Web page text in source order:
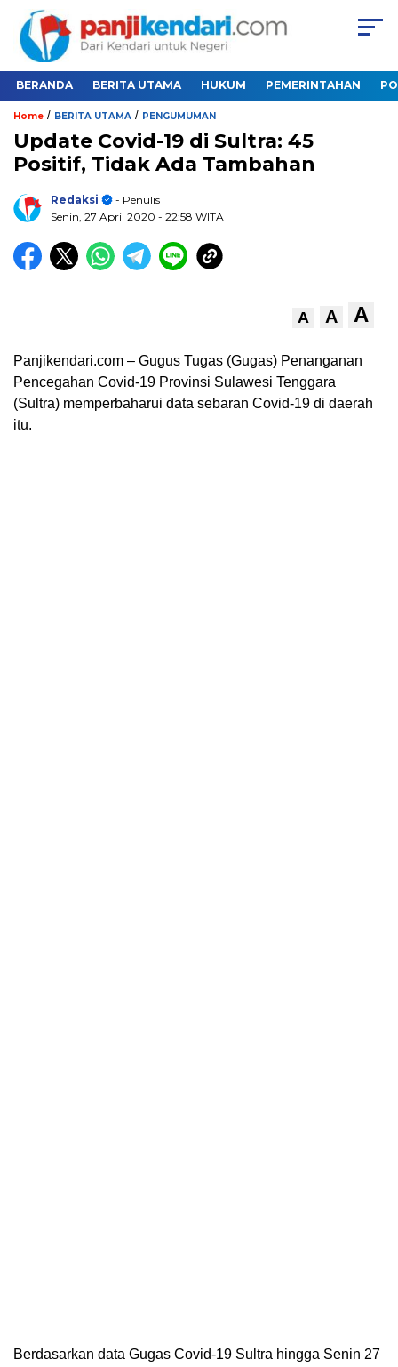
BERANDA BERITA UTAMA HUKUM PEMERINTAHAN
Home / BERITA UTAMA / PENGUMUMAN
Update Covid-19 di Sultra: 45
Positif, Tidak Ada Tambahan
Redaksi
- Penulis
Senin, 27 April 2020 - 22:58 WITA
A A A
Panjikendari.com – Gugus Tugas (Gugas) Penanganan
Pencegahan Covid-19 Provinsi Sulawesi Tenggara
(Sultra) memperbaharui data sebaran Covid-19 di daerah
itu.
Berdasarkan data Gugas Covid-19 Sultra hingga Senin 27